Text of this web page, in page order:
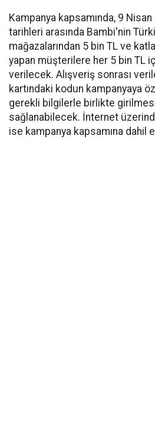
Kampanya kapsamında, 9
tarihleri arasında Bambi'nin
mağazalarından 5 bin TL ve
yapan müşterilere her 5 bin TL
verilecek. Alışveriş sonrası
kartındaki kodun kampanyaya
gerekli bilgilerle birlikte
sağlanabilecek. İnternet
ise kampanya kapsamına dahil